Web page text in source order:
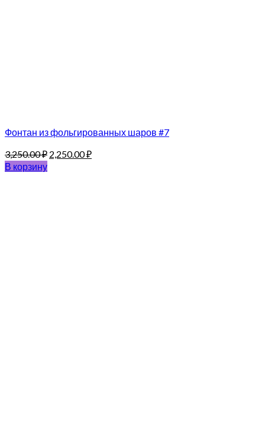
Фонтан из фольгированных шаров #7
3,250.00₽ 2,250.00₽
В корзину